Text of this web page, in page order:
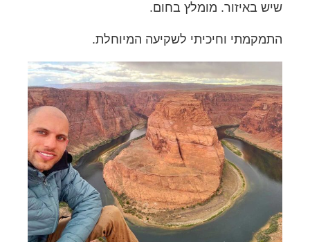
שיש באיזור. מומלץ בחום.
התמקמתי וחיכיתי לשקיעה המיוחלת.